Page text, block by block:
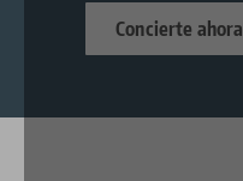
Concierte